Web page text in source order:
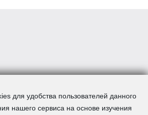
для удобства пользователей данного
нашего сервиса на основе изучения